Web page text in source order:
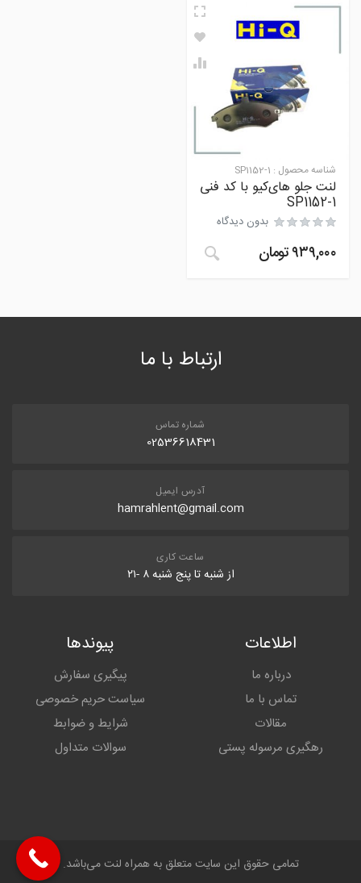
شناسه محصول : SP1152-1
لنت جلو های‌کیو با کد فنی
SP1152-1
بدون دیدگاه
۹۳۹,۰۰۰تومان
ارتباط با ما
شماره تماس
02536618431
آدرس ایمیل
hamrahlent@gmail.com
ساعت کاری
از شنبه تا پنج شنبه ۸ -۲۱
اطلاعات
درباره ما
تماس با ما
مقالات
رهگیری مرسوله پستی
پیوندها
پیگیری سفارش
سیاست حریم خصوصی
شرایط و ضوابط
سوالات متداول
تمامی حقوق این سایت متعلق به همراه لنت می‌باشد.